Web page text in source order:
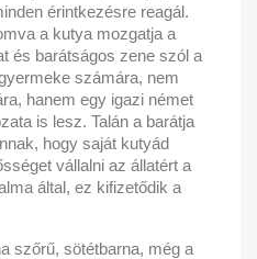
érintkezésre reagál.
a kutya mozgatja a
és barátságos zene szól a
számára, nem
hanem egy igazi német
is lesz. Talán a barátja
hogy saját kutyád
vállalni az állatért a
által, ez kifizetődik a
szőrű, sötétbarna, még a